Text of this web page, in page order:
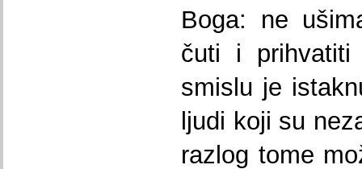
Boga: ne
čuti i
smislu je
ljudi koji su
razlog tome